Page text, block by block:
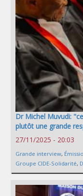
Dr Michel Muvudi:
plutôt une grande
27/11/2025 - 20:03
Grande interview,
Groupe CIDE-Solidarité,